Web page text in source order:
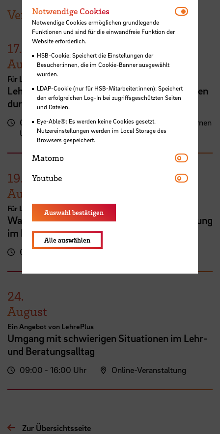
Veranstaltungen der HSB
17.
August
Für Lehrende
Lehrveranstaltungsplanung mit KI. Zeit sparen
durch digitale Tools
09:00 - 13:00
Uhr
Zentrum für Lehren und Lernen
(ZLL)
19.
August
Für Lehrende
Was tun, wenn...? Umgang mit Diskriminierung
im Lehralltag
09:00 - 16:00 Uhr
24.
August
Ein Angebot von LehrePlus
Umgang mit schwierigen Situationen im Lehr-
und Beratungsalltag
09:00 - 16:00 Uhr Online-Veranstaltung
Zur Übersichtsseite
Notwendige Cookies
Notwendige Cookies ermöglichen grundlegende
Funktionen und sind für die einwandfreie Funktion der
Website erforderlich.
HSB-Cookie: Speichert die Einstellungen der
Besucher:innen, die im Cookie-Banner ausgewählt
wurden.
LDAP-Cookie (nur für HSB-Mitarbeiter:innen): Speichert
den erfolgreichen Log-In bei zugriffsgeschützten Seiten
und Dateien.
Eye-Able®: Es werden keine Cookies gesetzt.
Nutzereinstellungen werden im Local Storage des
Browsers gespeichert.
Matomo Matomo
Youtube Youtube
Auswahl bestätigen
Alle auswählen